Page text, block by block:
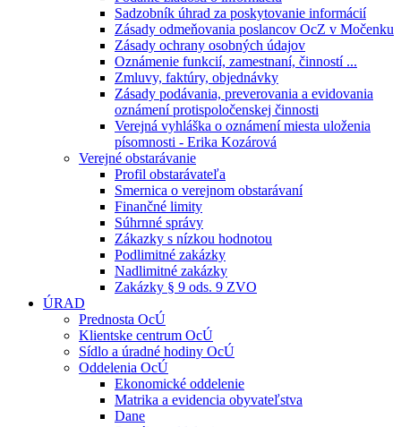
Sadzobník úhrad za poskytovanie informácií
Zásady odmeňovania poslancov OcZ v Močenku
Zásady ochrany osobných údajov
Oznámenie funkcií, zamestnaní, činností ...
Zmluvy, faktúry, objednávky
Zásady podávania, preverovania a evidovania
oznámení protispoločenskej činnosti
Verejná vyhláška o oznámení miesta uloženia
písomnosti - Erika Kozárová
Verejné obstarávanie
Profil obstarávateľa
Smernica o verejnom obstarávaní
Finančné limity
Súhrnné správy
Zákazky s nízkou hodnotou
Podlimitné zakázky
Nadlimitné zakázky
Zakázky § 9 ods. 9 ZVO
ÚRAD
Prednosta OcÚ
Klientske centrum OcÚ
Sídlo a úradné hodiny OcÚ
Oddelenia OcÚ
Ekonomické oddelenie
Matrika a evidencia obyvateľstva
Dane